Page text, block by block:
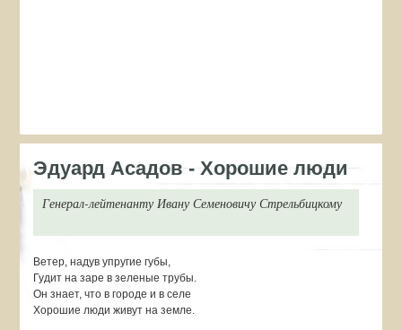
Эдуард Асадов - Хорошие люди
Генерал-лейтенанту Ивану Семеновичу Стрельбицкому
Ветер, надув упругие губы,
Гудит на заре в зеленые трубы.
Он знает, что в городе и в селе
Хорошие люди живут на земле.